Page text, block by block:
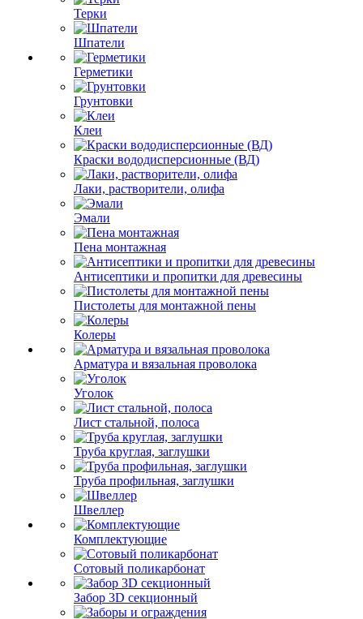
Терки
Шпатели
Герметики
Грунтовки
Клеи
Краски вододисперсионные (ВД)
Лаки, растворители, олифа
Эмали
Пена монтажная
Антисептики и пропитки для древесины
Пистолеты для монтажной пены
Колеры
Арматура и вязальная проволока
Уголок
Лист стальной, полоса
Труба круглая, заглушки
Труба профильная, заглушки
Швеллер
Комплектующие
Сотовый поликарбонат
Забор 3D секционный